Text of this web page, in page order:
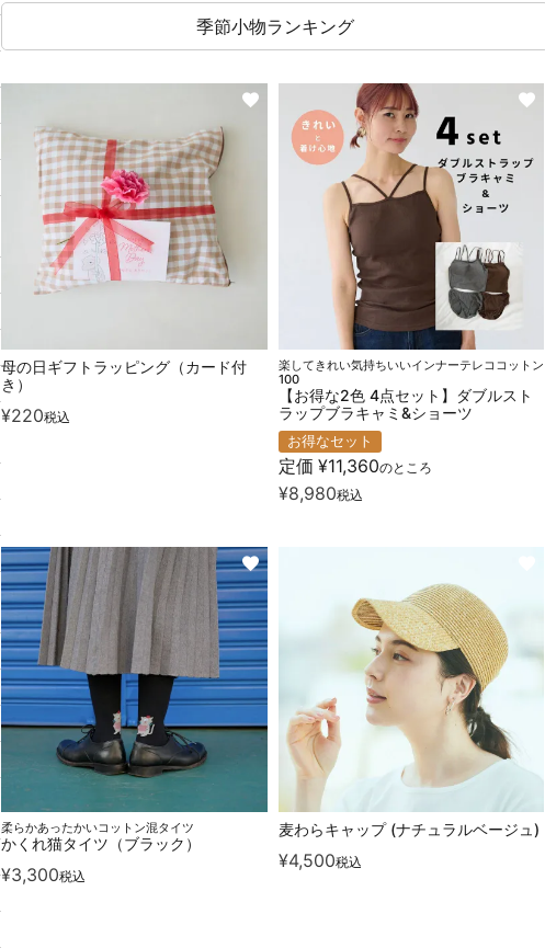
季節小物ランキング
母の日ギフトラッピング（カード付
き）
¥220税込
楽してきれい気持ちいいインナーテレココットン
100
【お得な2色 4点セット】ダブルスト
ラップブラキャミ&ショーツ
お得なセット
定価 ¥11,360のところ
¥8,980税込
柔らかあったかいコットン混タイツ
かくれ猫タイツ（ブラック）
¥3,300税込
麦わらキャップ (ナチュラルベージュ)
¥4,500税込